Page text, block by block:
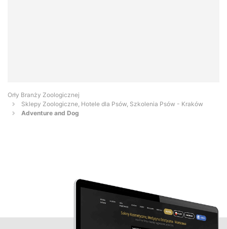
Orły Branży Zoologicznej
Sklepy Zoologiczne, Hotele dla Psów, Szkolenia Psów - Kraków
Adventure and Dog